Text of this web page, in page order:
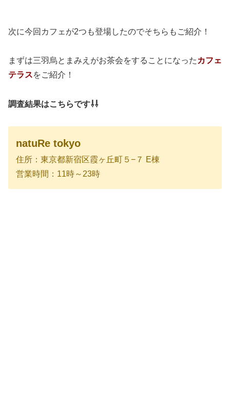
次に今回カフェが2つも登場したのでそちらもご紹介！
まずは三羽烏とまみえがお茶会をすることになった カフェ
テラスをご紹介！
調査結果はこちらです⇩⇩
natuRe tokyo
住所：東京都新宿区霞ヶ丘町５−７ E棟
営業時間：11時～23時